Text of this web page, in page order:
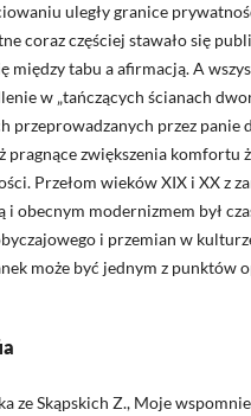
uległy granice
coraz częściej stawało się
między tabu a afirmacją. A
w „tańczących ścianach
przeprowadzanych przez panie
pragnące zwiększenia komfortu
Przełom wieków XIX i XX z
obecnym modernizmem był
i przemian w
może być jednym z punktów
ze Skąpskich Z., Moje